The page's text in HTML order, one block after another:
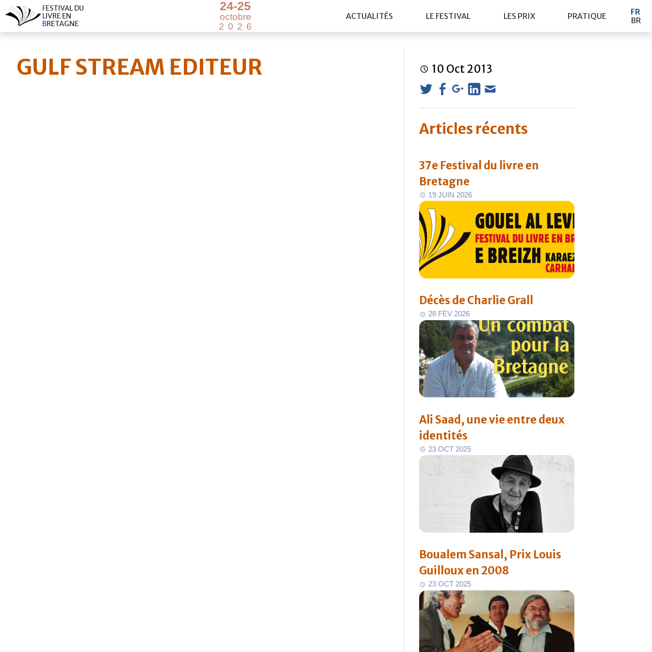
FESTIVAL DU
LIVRE EN
BRETAGNE
24-25
octobre
20 2 6
ACTUALITÉS LE FESTIVAL LES PRIX PRATIQUE
FR
BR
GULF STREAM EDITEUR 10 Oct2013
Articles récents
37e Festival du livre en
Bretagne
19 JU N 2026
Décès de Charlie Grall
28 FÉV 2026
Ali Saad, une vie entre deux
identités
23 OCT 2025
Boualem Sansal, Prix Louis
Guilloux en 2008
23 OCT 2025